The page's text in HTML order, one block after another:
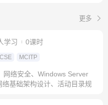
更多
学习 0课时
MCITP
网络安全、Windows Server
基础架构设计、活动目录规